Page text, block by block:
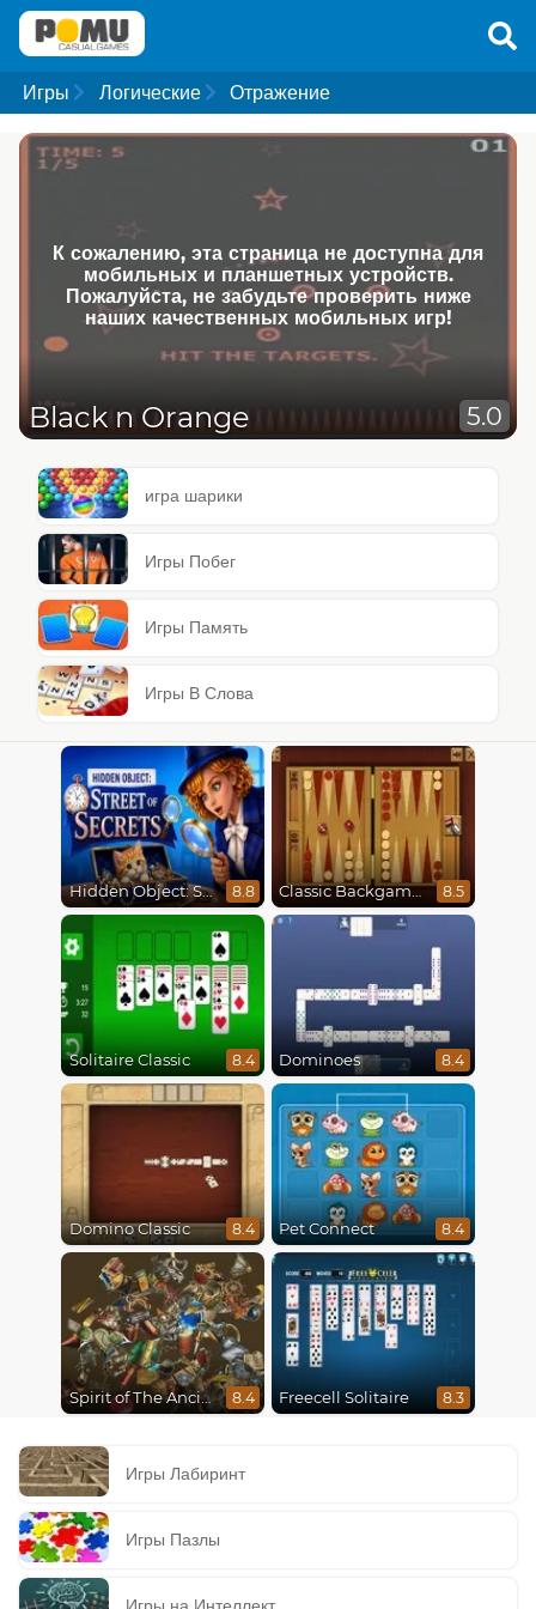
Игры Логические Отражение
К сожалению, эта страница не доступна для
мобильных и планшетных устройств.
Пожалуйста, не забудьте проверить ниже
наших качественных мобильных игр!
Black n Orange 5.0
игра шарики
Игры Побег
Игры Память
Игры В Слова
Hidden Object: Street Of Secrets 8.8 Classic Backgammon 8.5
Solitaire Classic 8.4 Dominoes 8.4
Domino Classic 8.4 Pet Connect 8.4
Spirit of The Ancient Forest 8.4 Freecell Solitaire 8.3
Игры Лабиринт
Игры Пазлы